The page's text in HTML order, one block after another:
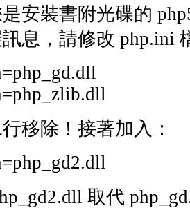
安裝書附光碟的
息，請修改 php.ini
移除！接著加入：
取代